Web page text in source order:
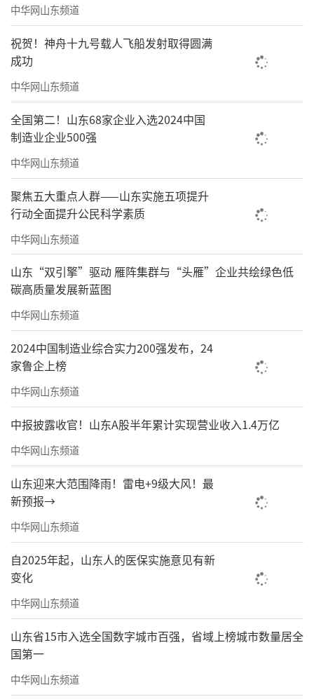
中华网山东频道
祝贺！神舟十九号载人飞船发射取得圆满
成功
中华网山东频道
全国第二！山东68家企业入选2024中国
制造业企业500强
中华网山东频道
聚焦五大重点人群——山东实施五项提升
行动全面提升公民科学素质
中华网山东频道
山东“双引擎”驱动 雁阵集群与“头雁”企业共绘绿色低
碳高质量发展新蓝图
中华网山东频道
2024中国制造业综合实力200强发布，24
家鲁企上榜
中华网山东频道
中报披露收官！山东A股半年累计实现营业收入1.4万亿
中华网山东频道
山东迎来大范围降雨！雷电+9级大风！最
新预报→
中华网山东频道
自2025年起，山东人的医保实施意见有新
变化
中华网山东频道
山东省15市入选全国数字城市百强，省域上榜城市数量居全
国第一
中华网山东频道